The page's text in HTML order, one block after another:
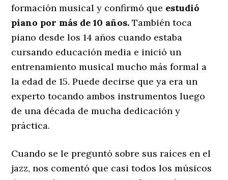
formación musical y confirmó que estudió
piano por más de 10 años. También toca
piano desde los 14 años cuando estaba
cursando educación media e inició un
entrenamiento musical mucho más formal a
la edad de 15. Puede decirse que ya era un
experto tocando ambos instrumentos luego
de una década de mucha dedicación y
práctica.
Cuando se le preguntó sobre sus raíces en el
jazz, nos comentó que casi todos los músicos